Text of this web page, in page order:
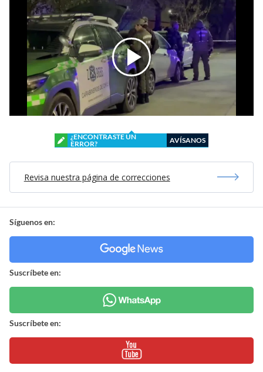
¿ENCONTRASTE UN
ERROR?
AVÍSANOS
Revisa nuestra página de correcciones
Síguenos en:
Suscríbete en:
Suscríbete en: